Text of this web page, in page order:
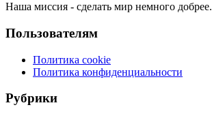
Наша миссия - сделать мир немного добрее.
Пользователям
Политика cookie
Политика конфиденциальности
Рубрики